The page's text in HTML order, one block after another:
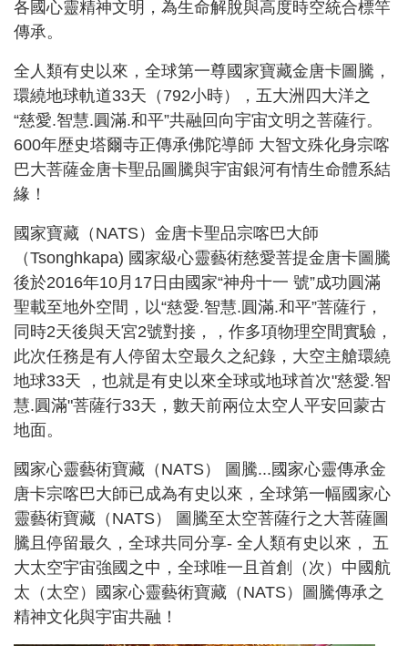
各國心靈精神文明，為生命解脫與高度時空統合標竿
傳承。
全人類有史以來，全球第一尊國家寶藏金唐卡圖騰，
環繞地球軌道33天（792小時），五大洲四大洋之
“慈愛.智慧.圓滿.和平”共融回向宇宙文明之菩薩行。
600年歴史塔爾寺正傳承佛陀導師 大智文殊化身宗喀
巴大菩薩金唐卡聖品圖騰與宇宙銀河有情生命體系結
緣！
國家寶藏（NATS）金唐卡聖品宗喀巴大師
（Tsonghkapa) 國家級心靈藝術慈愛菩提金唐卡圖騰
後於2016年10月17日由國家“神舟十一 號”成功圓滿
聖載至地外空間，以“慈愛.智慧.圓滿.和平”菩薩行，
同時2天後與天宮2號對接，，作多項物理空間實驗，
此次任務是有人停留太空最久之紀錄，大空主艙環繞
地球33天 ，也就是有史以來全球或地球首次"慈愛.智
慧.圓滿"菩薩行33天，數天前兩位太空人平安回蒙古
地面。
國家心靈藝術寶藏（NATS） 圖騰...國家心靈傳承金
唐卡宗喀巴大師已成為有史以來，全球第一幅國家心
靈藝術寶藏（NATS） 圖騰至太空菩薩行之大菩薩圖
騰且停留最久，全球共同分享- 全人類有史以來， 五
大太空宇宙強國之中，全球唯一且首創（次）中國航
太（太空）國家心靈藝術寶藏（NATS）圖騰傳承之
精神文化與宇宙共融！